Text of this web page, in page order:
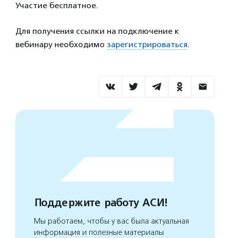
Участие бесплатное.
Для получения ссылки на подключение к
вебинару необходимо зарегистрироваться.
Поддержите работу АСИ!
Мы работаем, чтобы у вас была актуальная
информация и полезные материалы